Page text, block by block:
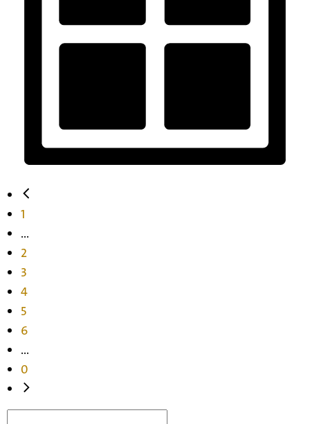
1
...
2
3
4
5
6
...
0